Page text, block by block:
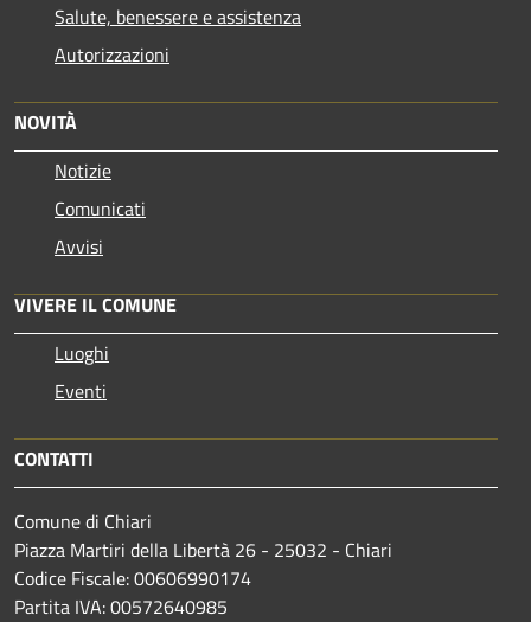
Salute, benessere e assistenza
Autorizzazioni
NOVITÀ
Notizie
Comunicati
Avvisi
VIVERE IL COMUNE
Luoghi
Eventi
CONTATTI
Comune di Chiari
Piazza Martiri della Libertà 26 - 25032 - Chiari
Codice Fiscale: 00606990174
Partita IVA: 00572640985